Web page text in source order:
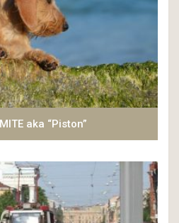
aka “Piston”